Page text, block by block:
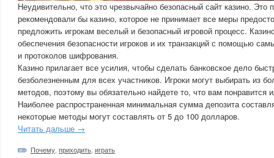
Неудивительно, что это чрезвычайно безопасный сайт казино. Это
рекомендовали бы казино, которое не принимает все меры
предложить игрокам веселый и безопасный игровой процесс.
обеспечения безопасности игроков и их транзакций с помощью
и протоколов шифрования.
Казино прилагает все усилия, чтобы сделать банковское дело
безболезненным для всех участников. Игроки могут выбирать из
методов, поэтому вы обязательно найдете то, что вам понравится
Наиболее распространенная минимальная сумма депозита
некоторые методы могут составлять от 5 до 100 долларов.
Читать дальше →
Почему приходить играть